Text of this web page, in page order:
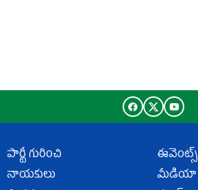
పార్టీ గురించి
నాయకులు
ఈవెంట్స్
మీడియా